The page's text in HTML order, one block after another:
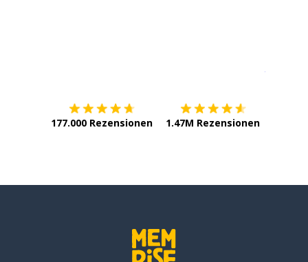
177.000 Rezensionen 1.47M Rezensionen